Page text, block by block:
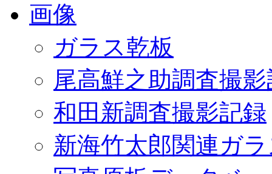
画像
ガラス乾板
尾高鮮之助調査撮
和田新調査撮影記録
新海竹太郎関連ガ